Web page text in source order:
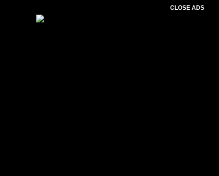
CLOSE ADS